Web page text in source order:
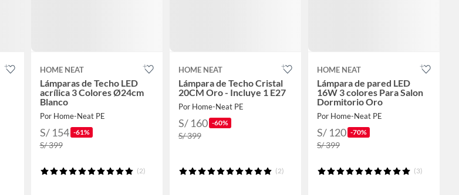
HOME NEAT
Lámparas de Techo LED
acrílica 3 Colores Ø24cm
Blanco
Por Home-Neat PE
S/ 154 -61%
S/ 399
(2)
HOME NEAT
Lámpara de Techo Cristal
20CM Oro - Incluye 1 E27
Por Home-Neat PE
S/ 160 -60%
S/ 399
(2)
HOME NEAT
Lámpara de pared LED
16W 3 colores Para Salon
Dormitorio Oro
Por Home-Neat PE
S/ 120 -70%
S/ 399
(3)